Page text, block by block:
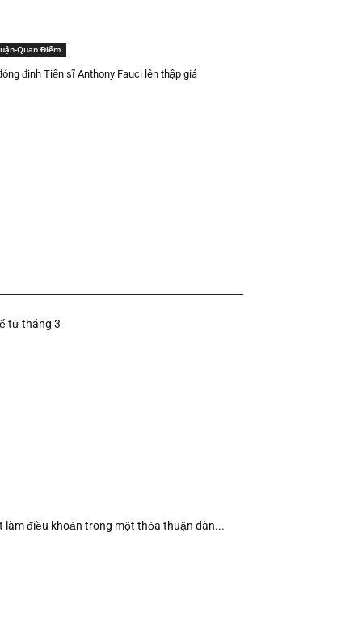
Quan Điểm
đinh Tiến sĩ Anthony Fauci lên thập giá
từ tháng 3
làm điều khoản trong một thỏa thuận dàn...